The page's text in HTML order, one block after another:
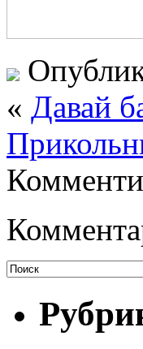
« Давай